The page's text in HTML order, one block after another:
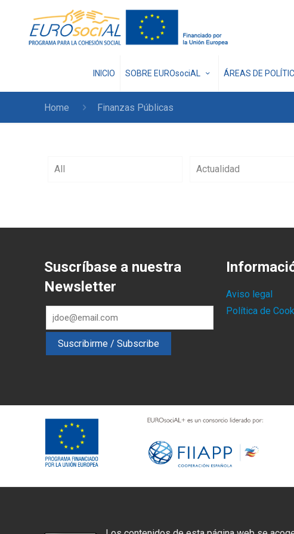
INICIO SOBRE EUROsociAL ÁREAS DE
Home Finanzas Públicas
All Actualidad
Suscríbase a nuestra
Newsletter
Aviso legal
Política de